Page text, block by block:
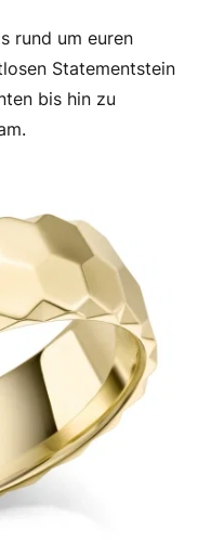
rund um euren
rund um euren
Statementstein
bis hin zu